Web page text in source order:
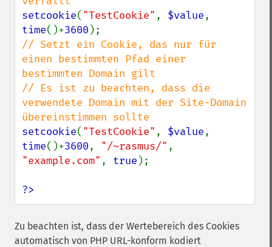
setcookie( "TestCookie" , $value
time()+3600
// Setzt ein Cookie, das nur für
einen bestimmten Pfad einer
bestimmten Domain gilt
// Es ist zu beachten, dass die
verwendete Domain mit der Site-Domain
setcookie( "TestCookie" , $value
time()+3600, "/~rasmus/"
"example.com" , true );
?>
Zu beachten ist, dass der Wertebereich des Cookies
automatisch von PHP URL-konform kodiert